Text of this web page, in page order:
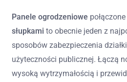
Panele ogrodzeniowe
słupkami to obecnie jeden z
sposobów zabezpieczenia
użyteczności publicznej. Łączą
wysoką wytrzymałością i